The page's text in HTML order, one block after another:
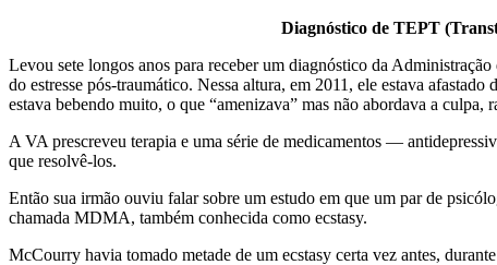
Diagnóstico de TEPT
Levou sete longos anos para receber um diagnóstico da
do estresse pós-traumático. Nessa altura, em 2011, ele estava
estava bebendo muito, o que “amenizava” mas não abordava a culpa,
A VA prescreveu terapia e uma série de medicamentos —
que resolvê-los.
Então sua irmão ouviu falar sobre um estudo em que um par de
chamada MDMA, também conhecida como ecstasy.
McCourry havia tomado metade de um ecstasy certa vez antes,